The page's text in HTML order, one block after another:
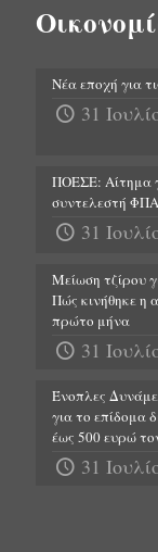
Νέα εποχή για
31
ΠΟΕΣΕ: Αίτημα
συντελεστή
31
Μείωση τζίρου
Πώς κινήθηκε η
πρώτο μήνα
31
Ένοπλες
για το επίδομα
έως 500 ευρώ
31